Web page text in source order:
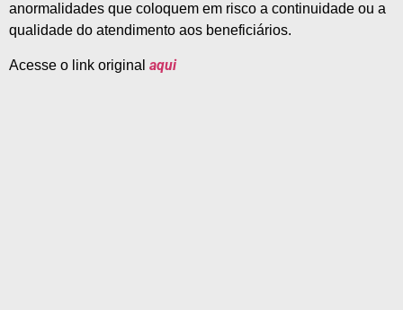
anormalidades que coloquem em risco a continuidade ou a
qualidade do atendimento aos beneficiários.
Acesse o link original aqui